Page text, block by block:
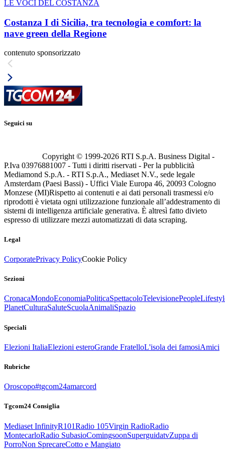
LE VOCI DEL COSTANZA
Costanza I di Sicilia, tra tecnologia e comfort: la
nave green della Regione
contenuto sponsorizzato
Seguici su
Copyright © 1999-2026 RTI S.p.A. Business Digital -
P.Iva 03976881007 - Tutti i diritti riservati - Per la pubblicità
Mediamond S.p.A. - RTI S.p.A., Mediaset N.V., sede legale
Amsterdam (Paesi Bassi) - Uffici Viale Europa 46, 20093 Cologno
Monzese (MI)Rispetto ai contenuti e ai dati personali trasmessi e/o
riprodotti è vietata ogni utilizzazione funzionale all’addestramento di
sistemi di intelligenza artificiale generativa. È altresì fatto divieto
espresso di utilizzare mezzi automatizzati di data scraping.
Legal
CorporatePrivacy PolicyCookie Policy
Sezioni
CronacaMondoEconomiaPoliticaSpettacoloTelevisionePeople
PlanetCulturaSaluteScuolaAnimaliSpazio
Speciali
Elezioni ItaliaElezioni esteroGrande FratelloL'isola dei famosiAmici
Rubriche
Oroscopo#tgcom24amarcord
Tgcom24 Consiglia
Mediaset InfinityR101Radio 105Virgin RadioRadio
MontecarloRadio SubasioComingsoonSuperguidatvZuppa di
PorroNon SprecareCotto e Mangiato